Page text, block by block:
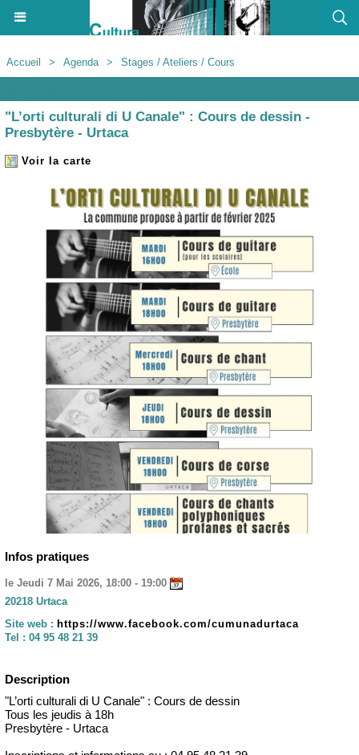
Accueil > Agenda > Stages / Ateliers / Cours
"L’orti culturali di U Canale" : Cours de dessin -
Presbytère - Urtaca
Voir la carte
Infos pratiques
le Jeudi 7 Mai 2026, 18:00 - 19:00
20218 Urtaca
Site web : https://www.facebook.com/cumunadurtaca
Tel : 04 95 48 21 39
Description
"L’orti culturali di U Canale" : Cours de dessin
Tous les jeudis à 18h
Presbytère - Urtaca